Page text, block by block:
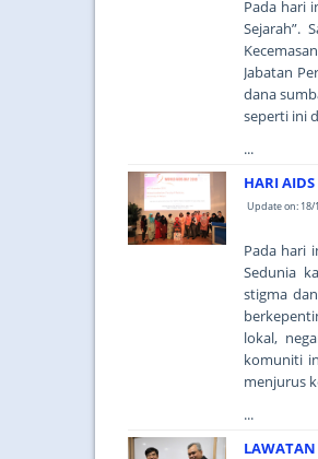
Pada hari
Sejarah”.
Jabatan
dana
seperti ini
...
HARI
Update on: 18/
Pada hari
Sedunia
stigma
lokal,
komuniti
menjurus
...
LAWATAN